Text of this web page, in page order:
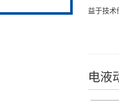
益于技术
电液